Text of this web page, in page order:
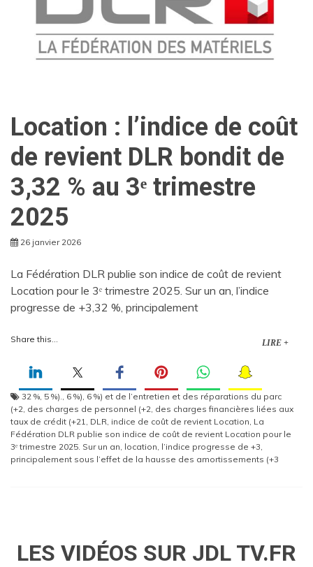
Location : l’indice de coût
de revient DLR bondit de
3,32 % au 3ᵉ trimestre
2025
26 janvier 2026
La Fédération DLR publie son indice de coût de revient
Location pour le 3ᵉ trimestre 2025. Sur un an, l’indice
progresse de +3,32 %, principalement
Share this... LIRE +
32 % 5 %). 6 %) 6 %) et de l’entretien et des réparations du parc
(+2 des charges de personnel (+2 des charges financières liées aux
taux de crédit (+21
DLR indice de coût de revient Location La
Fédération DLR publie son indice de coût de revient Location pour le
3ᵉ trimestre 2025. Sur un an location l’indice progresse de +3
principalement sous l’effet de la hausse des amortissements (+3
LES VIDÉOS SUR JDL TV.FR